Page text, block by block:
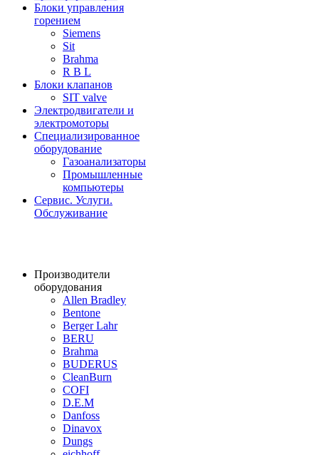
Блоки управления
горением
Siemens
Sit
Brahma
R B L
Блоки клапанов
SIT valve
Электродвигатели и
электромоторы
Специализированное
оборудование
Газоанализаторы
Промышленные
компьютеры
Сервис. Услуги.
Обслуживание
Производители
оборудования
Allen Bradley
Bentone
Berger Lahr
BERU
Brahma
BUDERUS
CleanBurn
COFI
D.E.M
Danfoss
Dinavox
Dungs